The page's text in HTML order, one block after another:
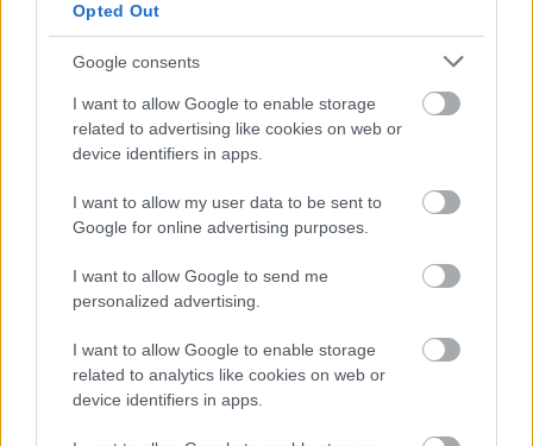
Opted Out
Google consents
I want to allow Google to enable storage
related to advertising like cookies on web or
device identifiers in apps.
I want to allow my user data to be sent to
Google for online advertising purposes.
I want to allow Google to send me
personalized advertising.
I want to allow Google to enable storage
related to analytics like cookies on web or
device identifiers in apps.